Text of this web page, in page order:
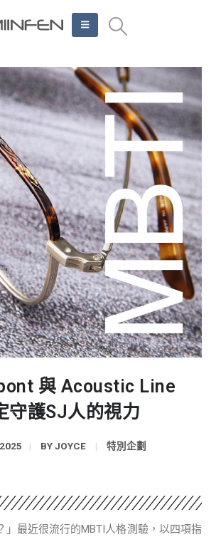
與 Acoustic Line
守護SJ人的視力
BY JOYCE 特別企劃
」最近很流行的MBTI人格測驗，以四項指